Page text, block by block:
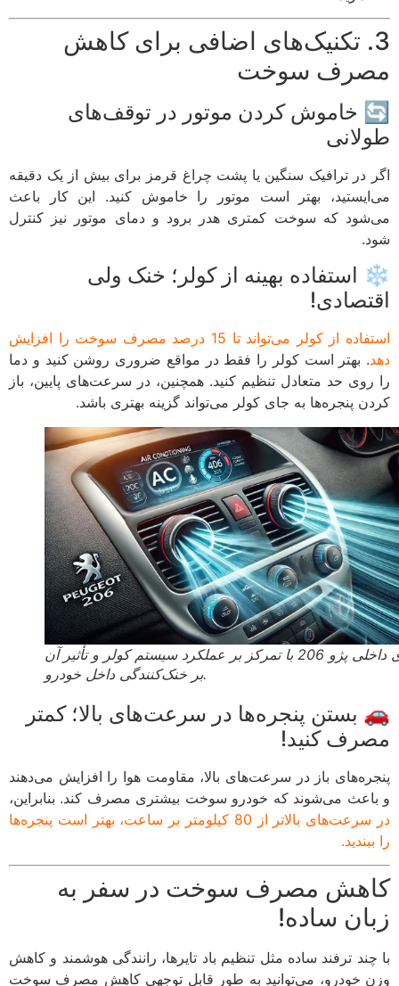
3. تکنیک‌های اضافی برای کاهش
مصرف سوخت
🔄 خاموش کردن موتور در توقف‌های
طولانی
اگر در ترافیک سنگین یا پشت چراغ قرمز برای بیش از یک دقیقه
می‌ایستید، بهتر است موتور را خاموش کنید. این کار باعث
می‌شود که سوخت کمتری هدر برود و دمای موتور نیز کنترل
شود.
❄️ استفاده بهینه از کولر؛ خنک ولی
اقتصادی!
استفاده از کولر می‌تواند تا 15 درصد مصرف سوخت را افزایش
دهد. بهتر است کولر را فقط در مواقع ضروری روشن کنید و دما
را روی حد متعادل تنظیم کنید. همچنین، در سرعت‌های پایین، باز
کردن پنجره‌ها به جای کولر می‌تواند گزینه بهتری باشد.
نمای داخلی پژو 206 با تمرکز بر عملکرد سیستم کولر و تأثیر آن
بر خنک‌کنندگی داخل خودرو. ​​
🚗 بستن پنجره‌ها در سرعت‌های بالا؛ کمتر
مصرف کنید!
پنجره‌های باز در سرعت‌های بالا، مقاومت هوا را افزایش می‌دهند
و باعث می‌شوند که خودرو سوخت بیشتری مصرف کند. بنابراین،
در سرعت‌های بالاتر از 80 کیلومتر بر ساعت، بهتر است پنجره‌ها
را ببندید.
کاهش مصرف سوخت در سفر به
زبان ساده!
با چند ترفند ساده مثل تنظیم باد تایرها، رانندگی هوشمند و کاهش
وزن خودرو، می‌توانید به طور قابل توجهی کاهش مصرف سوخت